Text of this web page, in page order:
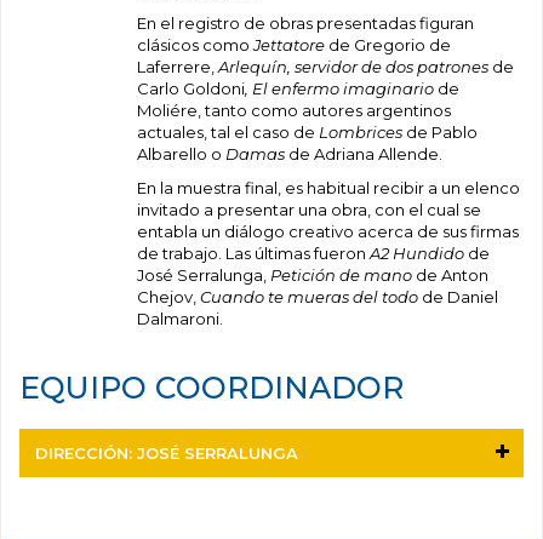
En el registro de obras presentadas figuran
clásicos comoJettatore de Gregorio de
Laferrere, Arlequín, servidor de dos patrones de
Carlo Goldoni , El enfermo imaginario de
Moliére, tanto como autores argentinos
actuales, tal el caso de Lombrices de Pablo
Albarello o Damas de Adriana Allende.
En la muestra final, es habitual recibir a un elenco
invitado a presentar una obra, con el cual se
entabla un diálogo creativo acerca de sus firmas
de trabajo. Las últimas fueron A2 Hundido de
José Serralunga, Petición de mano de Anton
Chejov, Cuando te mueras del todo de Daniel
Dalmaroni.
EQUIPO COORDINADOR
DIRECCIÓN: JOSÉ SERRALUNGA